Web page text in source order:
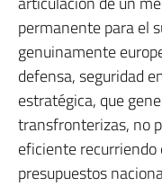
permanente para el
genuinamente
defensa, seguridad
estratégica, que
transfronterizas, no
eficiente
presupuestos